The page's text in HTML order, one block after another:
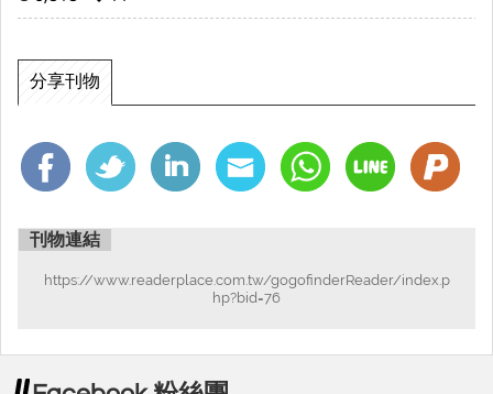
分享刊物
刊物連結
https://www.readerplace.com.tw/gogofinderReader/index.p
hp?bid=76